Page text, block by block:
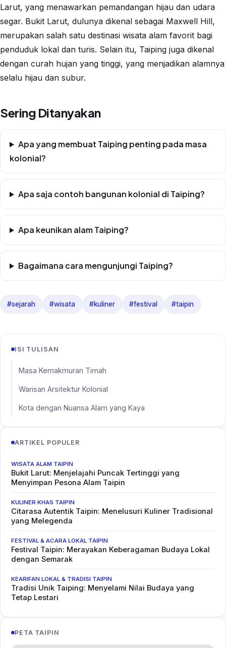
Larut, yang menawarkan pemandangan hijau dan udara
segar. Bukit Larut, dulunya dikenal sebagai Maxwell Hill,
merupakan salah satu destinasi wisata alam favorit bagi
penduduk lokal dan turis. Selain itu, Taiping juga dikenal
dengan curah hujan yang tinggi, yang menjadikan alamnya
selalu hijau dan subur.
Sering Ditanyakan
Apa yang membuat Taiping penting pada masa
kolonial?
Apa saja contoh bangunan kolonial di Taiping?
Apa keunikan alam Taiping?
Bagaimana cara mengunjungi Taiping?
#sejarah #wisata #kuliner #festival #taipin
ISI TULISAN
Masa Kemakmuran Timah
Warisan Arsitektur Kolonial
Kota dengan Nuansa Alam yang Kaya
ARTIKEL POPULER
WISATA ALAM TAIPIN
Bukit Larut: Menjelajahi Puncak Tertinggi yang
Menyimpan Pesona Alam Taipin
KULINER KHAS TAIPIN
Citarasa Autentik Taipin: Menelusuri Kuliner Tradisional
yang Melegenda
FESTIVAL & ACARA LOKAL TAIPIN
Festival Taipin: Merayakan Keberagaman Budaya Lokal
dengan Semarak
KEARIFAN LOKAL & TRADISI TAIPIN
Tradisi Unik Taiping: Menyelami Nilai Budaya yang
Tetap Lestari
PETA TAIPIN